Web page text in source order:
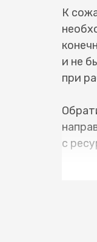
К
и не
при
с
ГРМ